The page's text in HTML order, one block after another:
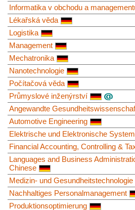
Informatika v obchodu a
Lékařská věda
Logistika
Management
Mechatronika
Nanotechnologie
Počítačová věda
Průmyslové inženýrství
Angewandte
Automotive Engineering
Elektrische und Elektronische
Financial Accounting, Controlling &
Languages and Business
Chinese
Medizin- und Gesundheitstechnologie
Nachhaltiges Personalmanagement
Produktionsoptimierung